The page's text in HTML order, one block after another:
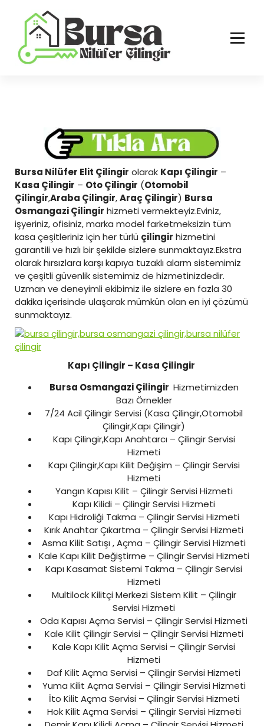
Bursa Nilüfer Elit Çilingir olarak Kapı Çilingir –
Kasa Çilingir – Oto Çilingir (Otomobil
Çilingir,Araba Çilingir,Araç Çilingir) Bursa
Osmangazi Çilingir hizmeti vermekteyiz.Eviniz,
işyeriniz, ofisiniz, marka model farketmeksizin tüm
kasa çeşitleriniz için her türlü çilingir hizmetini
garantili ve hızlı bir şekilde sizlere sunmaktayız.Ekstra
olarak hırsızlara karşı kapıya tuzaklı alarm sistemimiz
ve çeşitli güvenlik sistemimiz de hizmetinizdedir.
Uzman ve deneyimli ekibimiz ile sizlere en fazla 30
dakika içerisinde ulaşarak mümkün olan en iyi çözümü
sunmaktayız.
Kapı Çilingir – Kasa Çilingir
Bursa Osmangazi Çilingir Hizmetimizden
Bazı Örnekler
7/24 Acil Çilingir Servisi (Kasa Çilingir,Otomobil
Çilingir,Kapı Çilingir)
Kapı Çilingir,Kapı Anahtarcı – Çilingir Servisi
Hizmeti
Kapı Çilingir,Kapı Kilit Değişim – Çilingir Servisi
Hizmeti
Yangın Kapısı Kilit – Çilingir Servisi Hizmeti
Kapı Kilidi – Çilingir Servisi Hizmeti
Kapı Hidroliği Takma – Çilingir Servisi Hizmeti
Kırık Anahtar Çıkartma – Çilingir Servisi Hizmeti
Asma Kilit Satışı , Açma – Çilingir Servisi Hizmeti
Kale Kapı Kilit Değiştirme – Çilingir Servisi Hizmeti
Kapı Kasamat Sistemi Takma – Çilingir Servisi
Hizmeti
Multilock Kilitçi Merkezi Sistem Kilit – Çilingir
Servisi Hizmeti
Oda Kapısı Açma Servisi – Çilingir Servisi Hizmeti
Kale Kilit Çilingir Servisi – Çilingir Servisi Hizmeti
Kale Kapı Kilit Açma Servisi – Çilingir Servisi
Hizmeti
Daf Kilit Açma Servisi – Çilingir Servisi Hizmeti
Yuma Kilit Açma Servisi – Çilingir Servisi Hizmeti
İto Kilit Açma Servisi – Çilingir Servisi Hizmeti
Hok Kilit Açma Servisi – Çilingir Servisi Hizmeti